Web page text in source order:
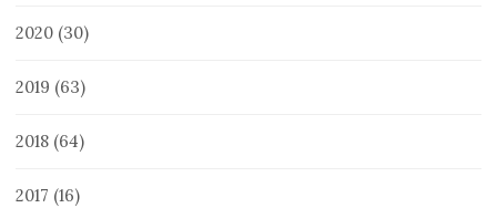
2020 (30)
2019 (63)
2018 (64)
2017 (16)